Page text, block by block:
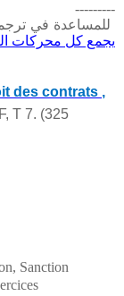
---------
للمساعدة في
يجمع كل محركات
des contrats ,
T 7. (325
Sanction